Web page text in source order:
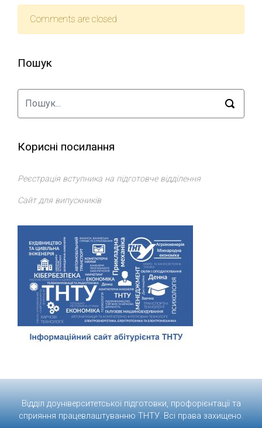
Comments are closed
Пошук
Корисні посилання
Реєстрація вступника на підготовче відділення
Сайт для випускників
Відділ доуніверситетської підготовки, профорієнтації та
сприяння працевлаштуванню ТНТУ. Всі права захищено.